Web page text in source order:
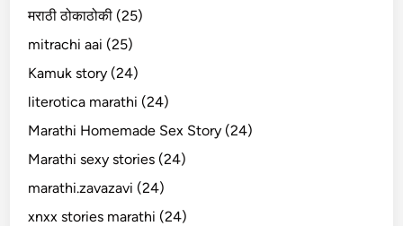
मराठी ठोकाठोकी (25)
mitrachi aai (25)
Kamuk story (24)
literotica marathi (24)
Marathi Homemade Sex Story (24)
Marathi sexy stories (24)
marathi.zavazavi (24)
xnxx stories marathi (24)